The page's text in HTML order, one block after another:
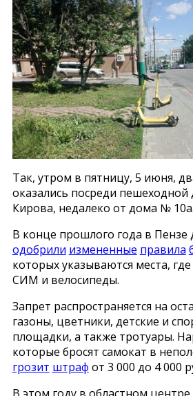
Так, утром в пятницу, 5 июня,
оказались посреди
Кирова, недалеко от дома № 10а.
В конце прошлого года в Пензе
одобрили измененные правила
которых указываются места,
СИМ и велосипеды.
Запрет распространяется на
газоны, цветники, детские и
площадки, а также тротуары.
которые бросят самокат в
грозит штраф от 3 000 до 4 000
В этом году в областном центре